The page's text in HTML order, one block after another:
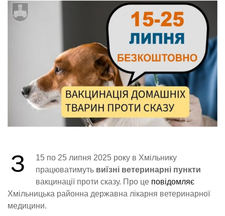
З
15 по 25 липня 2025 року в Хмільнику
працюватимуть виїзні ветеринарні пункти
вакцинації проти сказу. Про це повідомляє
Хмільницька районна державна лікарня ветеринарної
медицини.